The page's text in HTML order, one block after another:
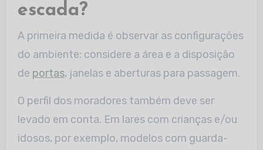
escada?
A primeira medida é observar as configurações
do ambiente: considere a área e a disposição
de portas, janelas e aberturas para passagem.
O perfil dos moradores também deve ser
levado em conta. Em lares com crianças e/ou
idosos, por exemplo, modelos com guarda-